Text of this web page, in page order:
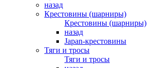
назад
Крестовины (шарниры)
Крестовины (шарниры)
назад
Japan-крестовины
Тяги и тросы
Тяги и тросы